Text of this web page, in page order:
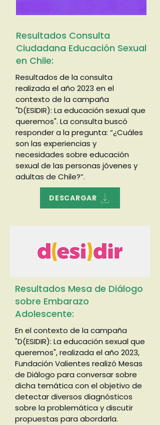
Resultados Consulta
Ciudadana Educación Sexual
en Chile:
Resultados de la consulta
realizada el año 2023 en el
contexto de la campaña
"D(ESIDIR): La educación sexual que
queremos". La consulta buscó
responder a la pregunta: “¿Cuáles
son las experiencias y
necesidades sobre educación
sexual de las personas jóvenes y
adultas de Chile?”.
DESCARGAR
Resultados Mesa de Diálogo
sobre Embarazo
Adolescente:
En el contexto de la campaña
"D(ESIDIR): La educación sexual que
queremos", realizada el año 2023,
Fundación Valientes realizó Mesas
de Diálogo para conversar sobre
dicha temática con el objetivo de
detectar diversos diagnósticos
sobre la problemática y discutir
propuestas para abordarla.